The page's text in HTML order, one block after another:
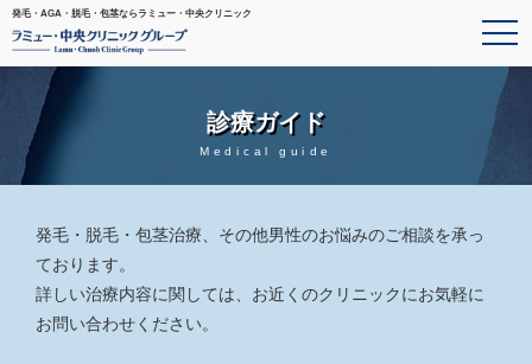
発毛・AGA・脱毛・包茎ならラミュー・中央クリニック
診療ガイド
Medical guide
発毛・脱毛・包茎治療、その他男性のお悩みのご相談を承っ
ております。
詳しい治療内容に関しては、お近くのクリニックにお気軽に
お問い合わせください。